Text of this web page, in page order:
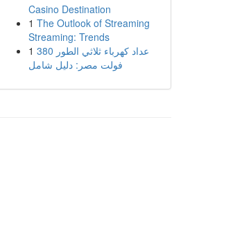
Casino Destination
1 The Outlook of Streaming
Streaming: Trends
1 عداد كهرباء ثلاثي الطور 380
فولت مصر: دليل شامل